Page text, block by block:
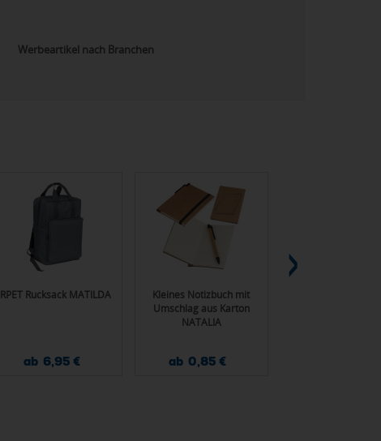
Werbeartikel nach Branchen
RPET Rucksack MATILDA
ab 6,95 €
Kleines Notizbuch mit
Umschlag aus Karton
NATALIA
ab 0,85 €